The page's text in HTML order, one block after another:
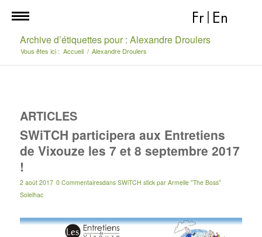
Fr En
Archive d’étiquettes pour : Alexandre Droulers
Vous êtes ici : Accueil / Alexandre Droulers
ARTICLES
SWiTCH participera aux Entretiens
de Vixouze les 7 et 8 septembre 2017
!
2 août 2017 0 Commentairesdans SWiTCH stick par Armelle "The Boss"
Solelhac